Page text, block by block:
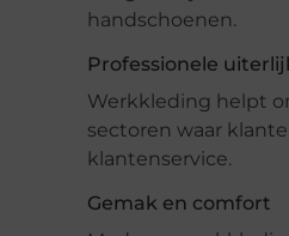
handschoenen.
Professionele
Werkkleding helpt
sectoren waar
klantenservice.
Gemak en comfort